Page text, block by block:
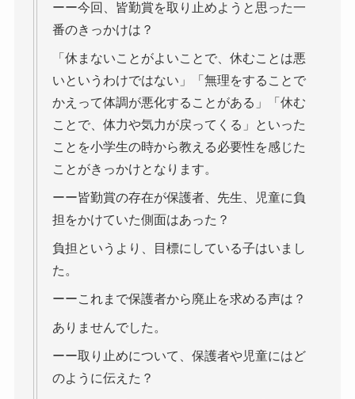
ーー今回、皆勤賞を取り止めようと思った一
番のきっかけは？
「休まないことがよいことで、休むことは悪
いというわけではない」「無理をすることで
かえって体調が悪化することがある」「休む
ことで、体力や気力が戻ってくる」といった
ことを小学生の時から教える必要性を感じた
ことがきっかけとなります。
ーー皆勤賞の存在が保護者、先生、児童に負
担をかけていた側面はあった？
負担というより、目標にしている子はいまし
た。
ーーこれまで保護者から廃止を求める声は？
ありませんでした。
ーー取り止めについて、保護者や児童にはど
のように伝えた？